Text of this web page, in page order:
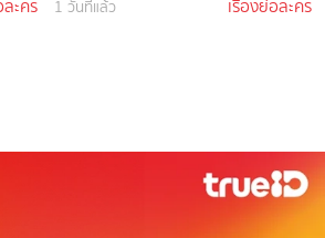
ะคร 1 วันที่แล้ว เรื่องย่อละคร